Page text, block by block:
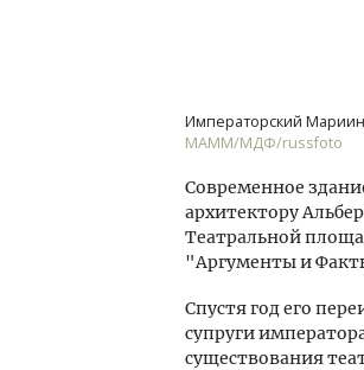
Императорский
МАММ/МДФ/russfoto
Современное
архитектору
Театральной
"Аргументы и
Спустя год его
супруги
существования